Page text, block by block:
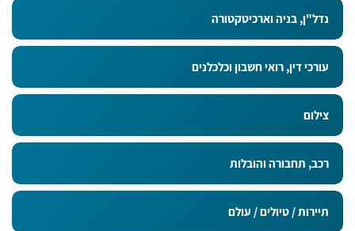
נדל"ן, בניה וארכיטקטורה
עורכי דין, רואי חשבון וכלכלנים
צילום
רכב, תחבורה והובלות
תיירות / טיולים / עולם